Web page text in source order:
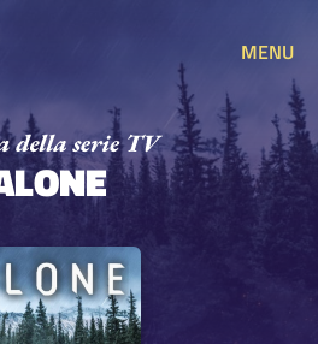
MENU